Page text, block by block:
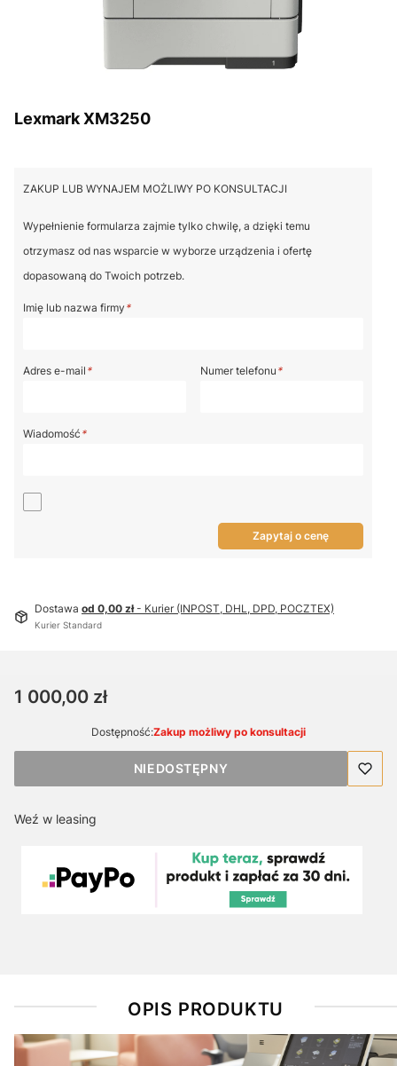
Lexmark XM3250
ZAKUP LUB WYNAJEM MOŻLIWY PO KONSULTACJI
Wypełnienie formularza zajmie tylko chwilę, a dzięki temu
otrzymasz od nas wsparcie w wyborze urządzenia i ofertę
dopasowaną do Twoich potrzeb.
Imię lub nazwa firmy *
Adres e-mail * Numer telefonu *
Wiadomość *
Zapytaj o cenę
Dostawa od 0,00 zł- Kurier (INPOST, DHL, DPD, POCZTEX)
Kurier Standard
Cena
1 000,00 zł
Dostępność:Zakup możliwy po konsultacji
NIEDOSTĘPNY
Weź w leasing
OPIS PRODUKTU